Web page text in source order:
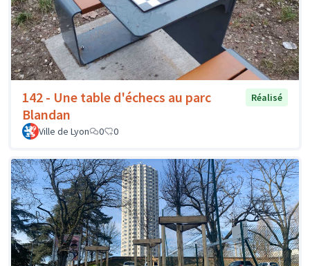
142 - Une table d'échecs au parc
Blandan
Réalisé
Ville de Lyon 0 0